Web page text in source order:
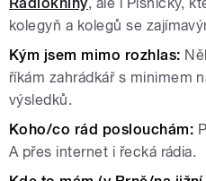
kolegyň a kolegů se
Kým jsem mimo rozhlas:
říkám zahrádkář s minimem
výsledků.
Koho/co rád poslouchám:
A přes internet i řecká rádia.